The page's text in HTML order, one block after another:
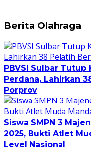
Berita Olahraga
PBVSI Sulbar Tutup
Perdana, Lahirkan
Porprov
Siswa SMPN 3
2025, Bukti Atlet
Level Nasional